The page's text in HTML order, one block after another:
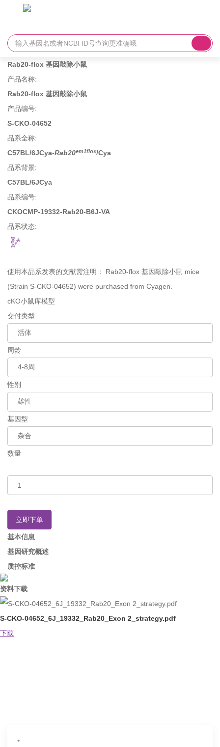
Rab20-flox 基因敲除小鼠
产品名称:
Rab20-flox 基因敲除小鼠
产品编号:
S-CKO-04652
品系全称:
C57BL/6JCya-Rab20em1flox/Cya
品系背景:
C57BL/6JCya
品系编号:
CKOCMP-19332-Rab20-B6J-VA
品系状态:
使用本品系发表的文献需注明： Rab20-flox 基因敲除小鼠 mice
(Strain S-CKO-04652) were purchased from Cyagen.
cKO小鼠库模型
交付类型
周龄
性别
基因型
数量
立即下单
基本信息
基因研究概述
质控标准
资料下载
S-CKO-04652_6J_19332_Rab20_Exon 2_strategy.pdf
下载
*